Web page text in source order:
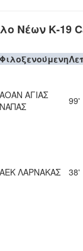
Νέων Κ-19
Φιλοξενούμενη
ΑΟΑΝ ΑΓΙΑΣ
ΝΑΠΑΣ
99'
ΑΕΚ ΛΑΡΝΑΚΑΣ 38'